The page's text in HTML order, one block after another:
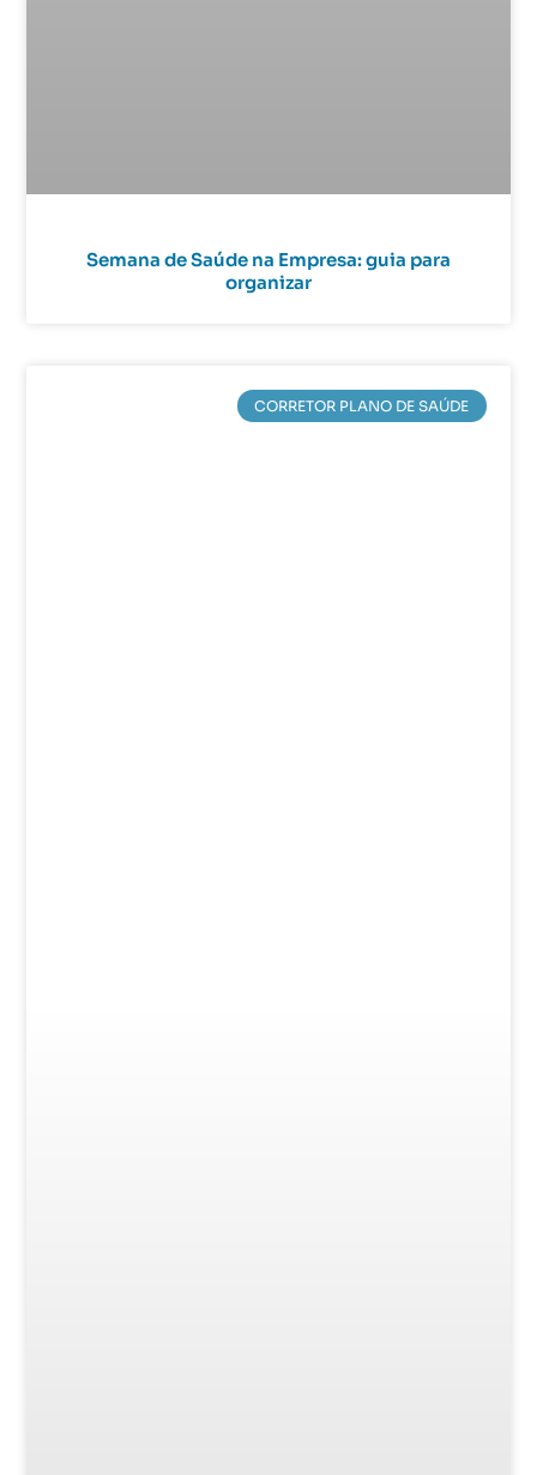
Semana de Saúde na Empresa: guia para
organizar
CORRETOR PLANO DE SAÚDE